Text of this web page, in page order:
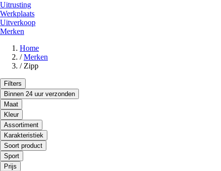
Uitrusting
Werkplaats
Uitverkoop
Merken
Home
/ Merken
/ Zipp
Filters
Binnen 24 uur verzonden
Maat
Kleur
Assortiment
Karakteristiek
Soort product
Sport
Prijs